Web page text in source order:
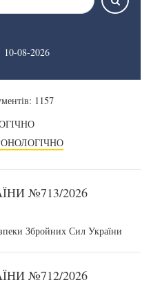
1157
№713/2026
Збройних Сил України
№712/2026